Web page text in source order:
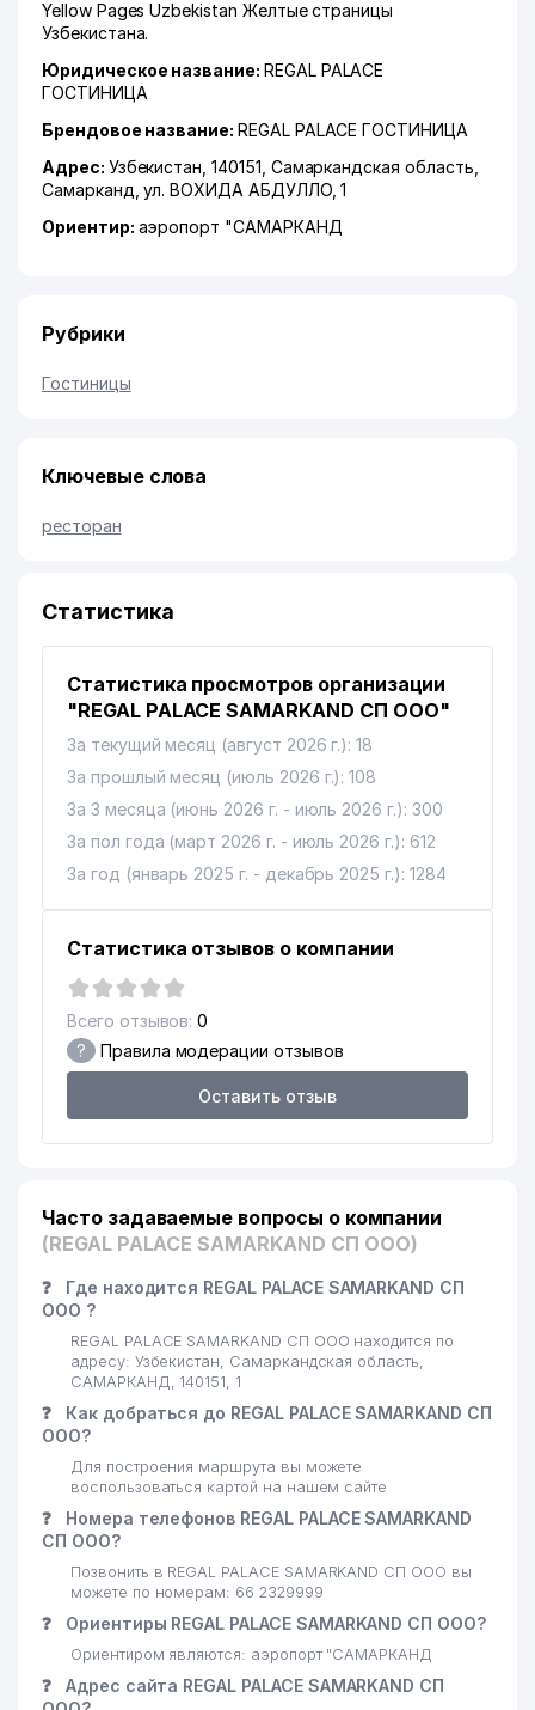
Yellow Pages Uzbekistan Желтые страницы
Узбекистана.
Юридическое название: REGAL PALACE
ГОСТИНИЦА
Брендовое название: REGAL PALACE ГОСТИНИЦА
Адрес: Узбекистан, 140151, Самаркандская область
Самарканд ,ул. ВОХИДА АБДУЛЛО, 1
Ориентир: аэропорт "САМАРКАНД
Рубрики
Гостиницы
Ключевые слова
ресторан
Статистика
Статистика просмотров организации
"REGAL PALACE SAMARKAND СП ООО"
За текущий месяц (август 2026 г.): 18
За прошлый месяц (июль 2026 г.): 108
За 3 месяца (июнь 2026 г. - июль 2026 г.): 300
За пол года (март 2026 г. - июль 2026 г.): 612
За год (январь 2025 г. - декабрь 2025 г.): 1284
Статистика отзывов о компании
Всего отзывов: 0
? Правила модерации отзывов
Оставить отзыв
Часто задаваемые вопросы о компании
(REGAL PALACE SAMARKAND СП ООО)
❓
Где находится REGAL PALACE SAMARKAND СП
ООО ?
REGAL PALACE SAMARKAND СП ООО находится по
адресу: Узбекистан, Самаркандская область,
САМАРКАНД, 140151, 1
❓
Как добраться до REGAL PALACE SAMARKAND СП
ООО?
Для построения маршрута вы можете
воспользоваться картой на нашем сайте
❓
Номера телефонов REGAL PALACE SAMARKAND
СП ООО?
Позвонить в REGAL PALACE SAMARKAND СП ООО вы
можете по номерам: 66 2329999
❓ Ориентиры REGAL PALACE SAMARKAND СП ООО?
Ориентиром являются: аэропорт "САМАРКАНД
❓
Адрес сайта REGAL PALACE SAMARKAND СП